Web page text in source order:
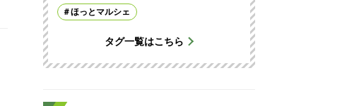
ほっとマルシェ
タグ一覧はこちら